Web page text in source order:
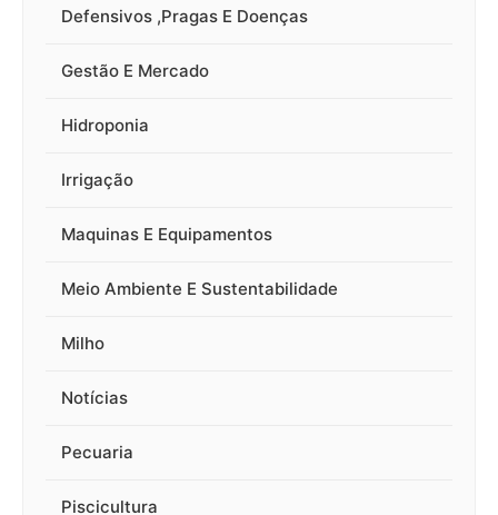
Defensivos ,Pragas E Doenças
Gestão E Mercado
Hidroponia
Irrigação
Maquinas E Equipamentos
Meio Ambiente E Sustentabilidade
Milho
Notícias
Pecuaria
Piscicultura